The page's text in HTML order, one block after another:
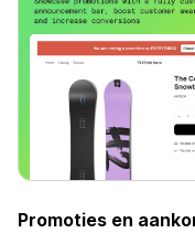
Promoties en